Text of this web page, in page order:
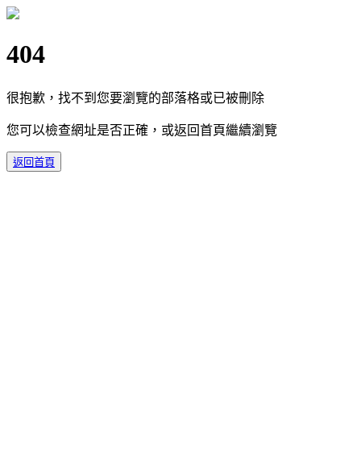
404
很抱歉，找不到您要瀏覽的部落格或已被刪除
您可以檢查網址是否正確，或返回首頁繼續瀏覽
返回首頁